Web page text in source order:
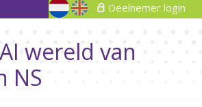
Deelnemer login
wereld van
NS